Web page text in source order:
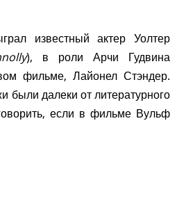
известный актер Уолтер
), в роли Арчи Гудвина
фильме, Лайонел Стэндер.
были далеки от литературного
если в фильме Вульф